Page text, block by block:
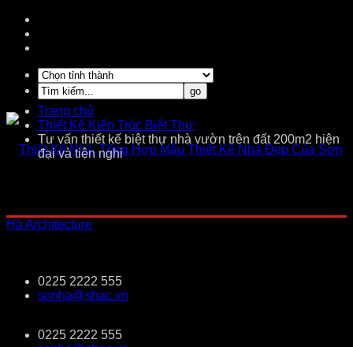
0225 2222 555
sonha@shac.vn
0225 2222 555
Trang chủ
Thiết Kế Kiến Trúc Biệt Thự
Tư vấn thiết kế biệt thự nhà vườn trên đất 200m2 hiện
đại và tiện nghi